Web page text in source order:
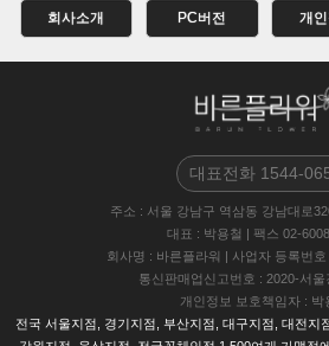
회사소개 PC버전 개
대표전화1544-
주소 : 서울 강남구 역삼동 강남대로
대표 : 박용철 | 팩스 02-
회사명 : 바른플라워 | 사업자 등록번호
통신판매업신고번호 : 2020-서
개인정보 보호책임자 : 박
전국 서울지점, 경기지점, 부산지점, 대구지점, 대전지